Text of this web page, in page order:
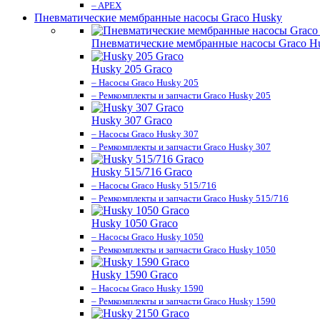
– APEX
Пневматические мембранные насосы Graco Husky
Пневматические мембранные насосы Graco
Husky 205 Graco
– Насосы Graco Husky 205
– Ремкомплекты и запчасти Graco Husky 205
Husky 307 Graco
– Насосы Graco Husky 307
– Ремкомплекты и запчасти Graco Husky 307
Husky 515/716 Graco
– Насосы Graco Husky 515/716
– Ремкомплекты и запчасти Graco Husky 515/716
Husky 1050 Graco
– Насосы Graco Husky 1050
– Ремкомплекты и запчасти Graco Husky 1050
Husky 1590 Graco
– Насосы Graco Husky 1590
– Ремкомплекты и запчасти Graco Husky 1590